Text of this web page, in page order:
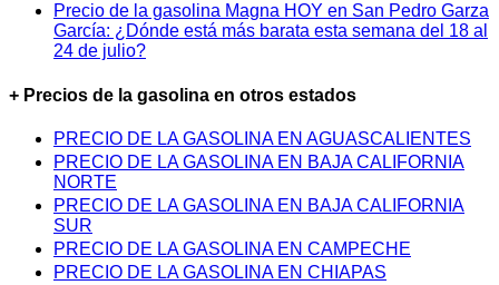
Precio de la gasolina Magna HOY en San Pedro Garza
García: ¿Dónde está más barata esta semana del 18 al
24 de julio?
+ Precios de la gasolina en otros estados
PRECIO DE LA GASOLINA EN AGUASCALIENTES
PRECIO DE LA GASOLINA EN BAJA CALIFORNIA
NORTE
PRECIO DE LA GASOLINA EN BAJA CALIFORNIA
SUR
PRECIO DE LA GASOLINA EN CAMPECHE
PRECIO DE LA GASOLINA EN CHIAPAS